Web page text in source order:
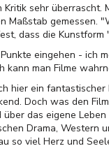
sehr
Maßstab gemessen.
dass die
eingehen - ich
kann man Filme
hier ein
Doch was den
das eigene
Drama, Western
so viel Herz und